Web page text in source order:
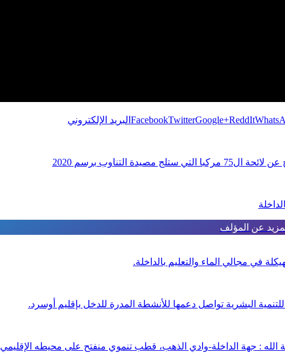
FacebookTwitterGoogle+ReddIt البريد الإلكتروني
ستلج مصيدة التناوب برسم 2020
عن المؤلف
في مجالي الماء والتعليم بالداخلة.
للتنمية البشرية تواصل دعمها للأنشطة المدرة للدخل بإقليم أوسرد.
: جهة الداخلة-وادي الذهب، قطب تنموي منفتح على محيطه الإقليمي